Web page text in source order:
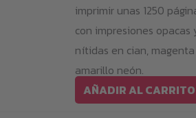
imprimir unas 1250
con impresiones opacas
nítidas en cian,
amarillo neón.
AÑADIR AL CARRITO